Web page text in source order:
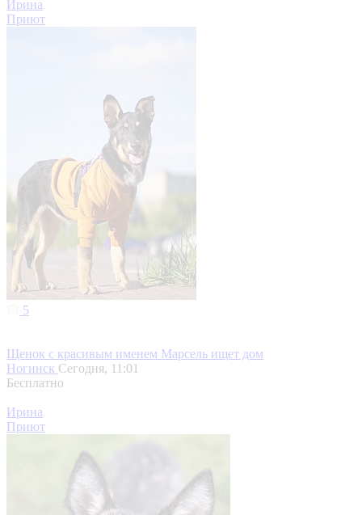
Ирина
Приют
5
Щенок с красивым именем Марсель ищет дом
Ногинск Сегодня, 11:01
Бесплатно
Ирина
Приют